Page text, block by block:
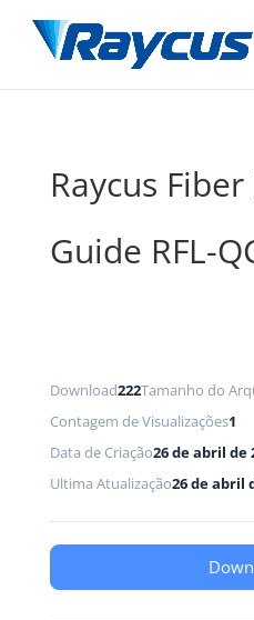
Raycus
Guide RFL-
Download222Tamanho do
Contagem de Visualizações1
Data de Criação26 de abril de
Ultima Atualização26 de abril